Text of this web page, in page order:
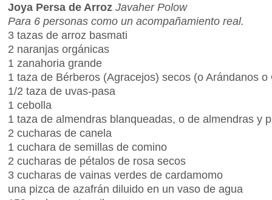
Joya Persa de Arroz Javaher Polow
Para 6 personas como un acompañamiento real.
3 tazas de arroz basmati
2 naranjas orgánicas
1 zanahoria grande
1 taza de Bérberos (Agracejos) secos (o Arándanos o
1/2 taza de uvas-pasa
1 cebolla
1 taza de almendras blanqueadas, o de almendras y
2 cucharas de canela
1 cuchara de semillas de comino
2 cucharas de pétalos de rosa secos
3 cucharas de vainas verdes de cardamomo
una pizca de azafrán diluido en un vaso de agua